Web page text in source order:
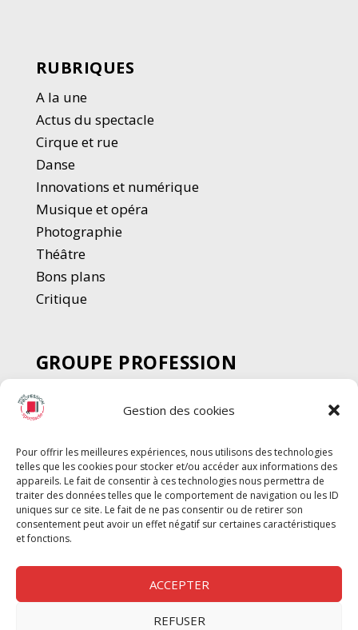
Gestion des cookies
Pour offrir les meilleures expériences, nous utilisons des technologies
telles que les cookies pour stocker et/ou accéder aux informations des
appareils. Le fait de consentir à ces technologies nous permettra de
traiter des données telles que le comportement de navigation ou les ID
uniques sur ce site. Le fait de ne pas consentir ou de retirer son
consentement peut avoir un effet négatif sur certaines caractéristiques
et fonctions.
ACCEPTER
REFUSER
RUBRIQUES
A la une
Actus du spectacle
Cirque et rue
Danse
Innovations et numérique
Musique et opéra
Photographie
Théâtre
Bons plans
Critique
GROUPE PROFESSION
SPECTACLE
Chèque Intermittents
Chèque Compta
Chèque Emploi Spectacle
G-Pods
Profession Audio-visuel